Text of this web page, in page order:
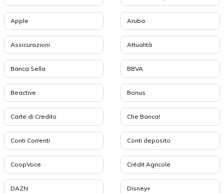
Apple Aruba
Assicurazioni Attualità
Banca Sella BBVA
Beactive Bonus
Carte di Credito Che Banca!
Conti Correnti Conti deposito
CoopVoce Crédit Agricole
DAZN Disney+